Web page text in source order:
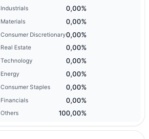
Industrials 0,00%
Materials 0,00%
Consumer Discretionary0,00%
Real Estate 0,00%
Technology 0,00%
Energy 0,00%
Consumer Staples 0,00%
Financials 0,00%
Others 100,00%